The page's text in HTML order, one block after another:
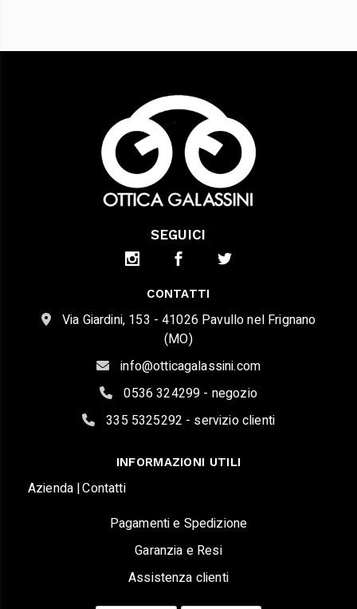
SEGUICI
CONTATTI
Via Giardini, 153 - 41026 Pavullo nel Frignano
(MO)
info@otticagalassini.com
0536 324299 - negozio
335 5325292 - servizio clienti
INFORMAZIONI UTILI
Azienda |Contatti
Pagamenti e Spedizione
Garanzia e Resi
Assistenza clienti